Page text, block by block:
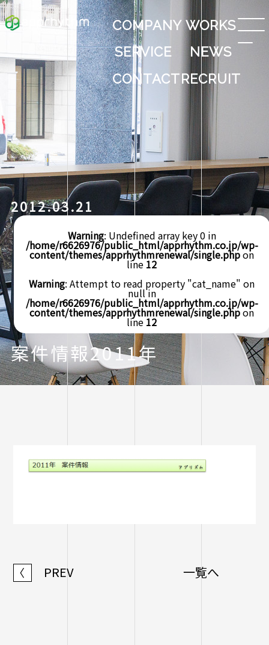
COMPANY WORKS
SERVICE
NEWS
CONTACTRECRUIT
2012.03.21
Warning: Undefined array key 0 in
/home/r6626976/public_html/apprhythm.co.jp/wp-
content/themes/apprhythmrenewal/single.phpon
line 12
Warning: Attempt to read property "cat_name" on
null in
/home/r6626976/public_html/apprhythm.co.jp/wp-
content/themes/apprhythmrenewal/single.phpon
line 12
案件情報2011年
〈 PREV 一覧へ